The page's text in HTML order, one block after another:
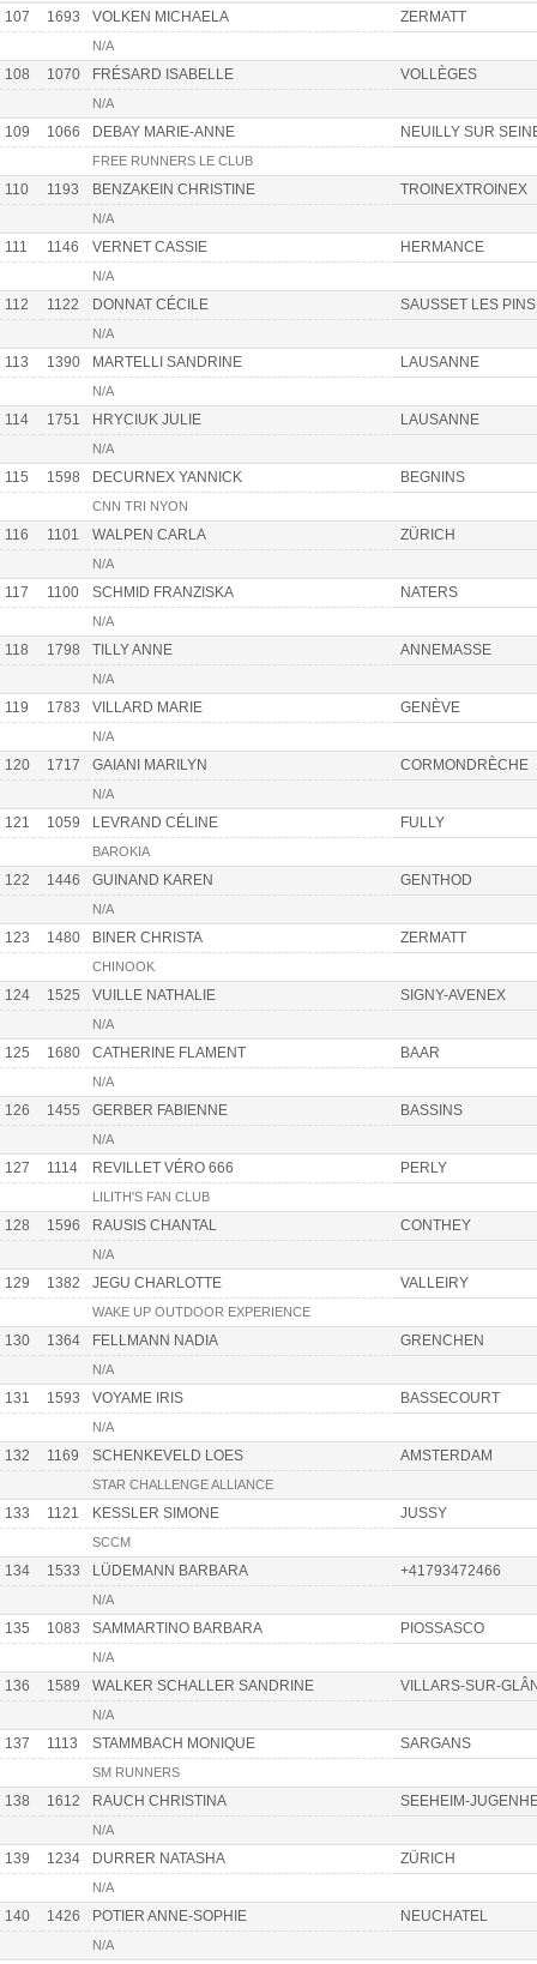
107 1693 VOLKEN MICHAELA ZERMATT
N/A
108 1070 FRÉSARD ISABELLE VOLLÈGES
N/A
109 1066 DEBAY MARIE-ANNE NEUILLY SUR
FREE RUNNERS LE CLUB
110 1193 BENZAKEIN CHRISTINE TROINEXTROINEX
N/A
111 1146 VERNET CASSIE HERMANCE
N/A
112 1122 DONNAT CÉCILE SAUSSET LES PINS
N/A
113 1390 MARTELLI SANDRINE LAUSANNE
N/A
114 1751 HRYCIUK JULIE LAUSANNE
N/A
115 1598 DECURNEX YANNICK BEGNINS
CNN TRI NYON
116 1101 WALPEN CARLA ZÜRICH
N/A
117 1100 SCHMID FRANZISKA NATERS
N/A
118 1798 TILLY ANNE ANNEMASSE
N/A
119 1783 VILLARD MARIE GENÈVE
N/A
120 1717 GAIANI MARILYN CORMONDRÈCHE
N/A
121 1059 LEVRAND CÉLINE FULLY
BAROKIA
122 1446 GUINAND KAREN GENTHOD
N/A
123 1480 BINER CHRISTA ZERMATT
CHINOOK
124 1525 VUILLE NATHALIE SIGNY-AVENEX
N/A
125 1680 CATHERINE FLAMENT BAAR
N/A
126 1455 GERBER FABIENNE BASSINS
N/A
127 1114 REVILLET VÉRO 666 PERLY
LILITH'S FAN CLUB
128 1596 RAUSIS CHANTAL CONTHEY
N/A
129 1382 JEGU CHARLOTTE VALLEIRY
WAKE UP OUTDOOR EXPERIENCE
130 1364 FELLMANN NADIA GRENCHEN
N/A
131 1593 VOYAME IRIS BASSECOURT
N/A
132 1169 SCHENKEVELD LOES AMSTERDAM
STAR CHALLENGE ALLIANCE
133 1121 KESSLER SIMONE JUSSY
SCCM
134 1533 LÜDEMANN BARBARA +41793472466
N/A
135 1083 SAMMARTINO BARBARA PIOSSASCO
N/A
136 1589 WALKER SCHALLER SANDRINE VILLARS-SUR-
N/A
137 1113 STAMMBACH MONIQUE SARGANS
SM RUNNERS
138 1612 RAUCH CHRISTINA SEEHEIM-
N/A
139 1234 DURRER NATASHA ZÜRICH
N/A
140 1426 POTIER ANNE-SOPHIE NEUCHATEL
N/A